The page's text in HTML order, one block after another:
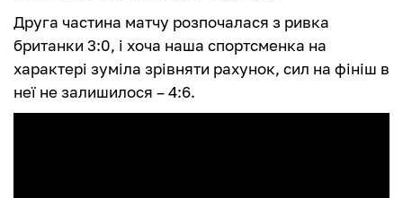
Друга частина матчу розпочалася з ривка
британки 3:0, і хоча наша спортсменка на
характері зуміла зрівняти рахунок, сил на фініш в
неї не залишилося – 4:6.